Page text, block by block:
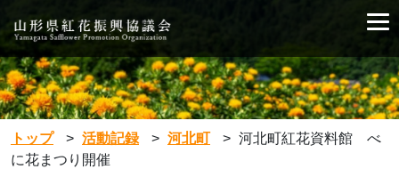
トップ > 活動記録 > 河北町 > 河北町紅花資料館 べ
に花まつり開催